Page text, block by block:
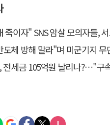
이자" SNS 암살 모의자들, 서로 모
체 방해 말라"며 미군기지 무단침입…
세금 105억원 날리나?…"구속된 차